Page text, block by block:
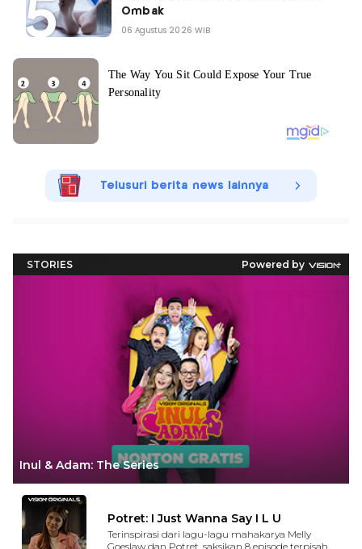
Ombak
06 Agustus 2026 WIB
Telusuri berita news lainnya